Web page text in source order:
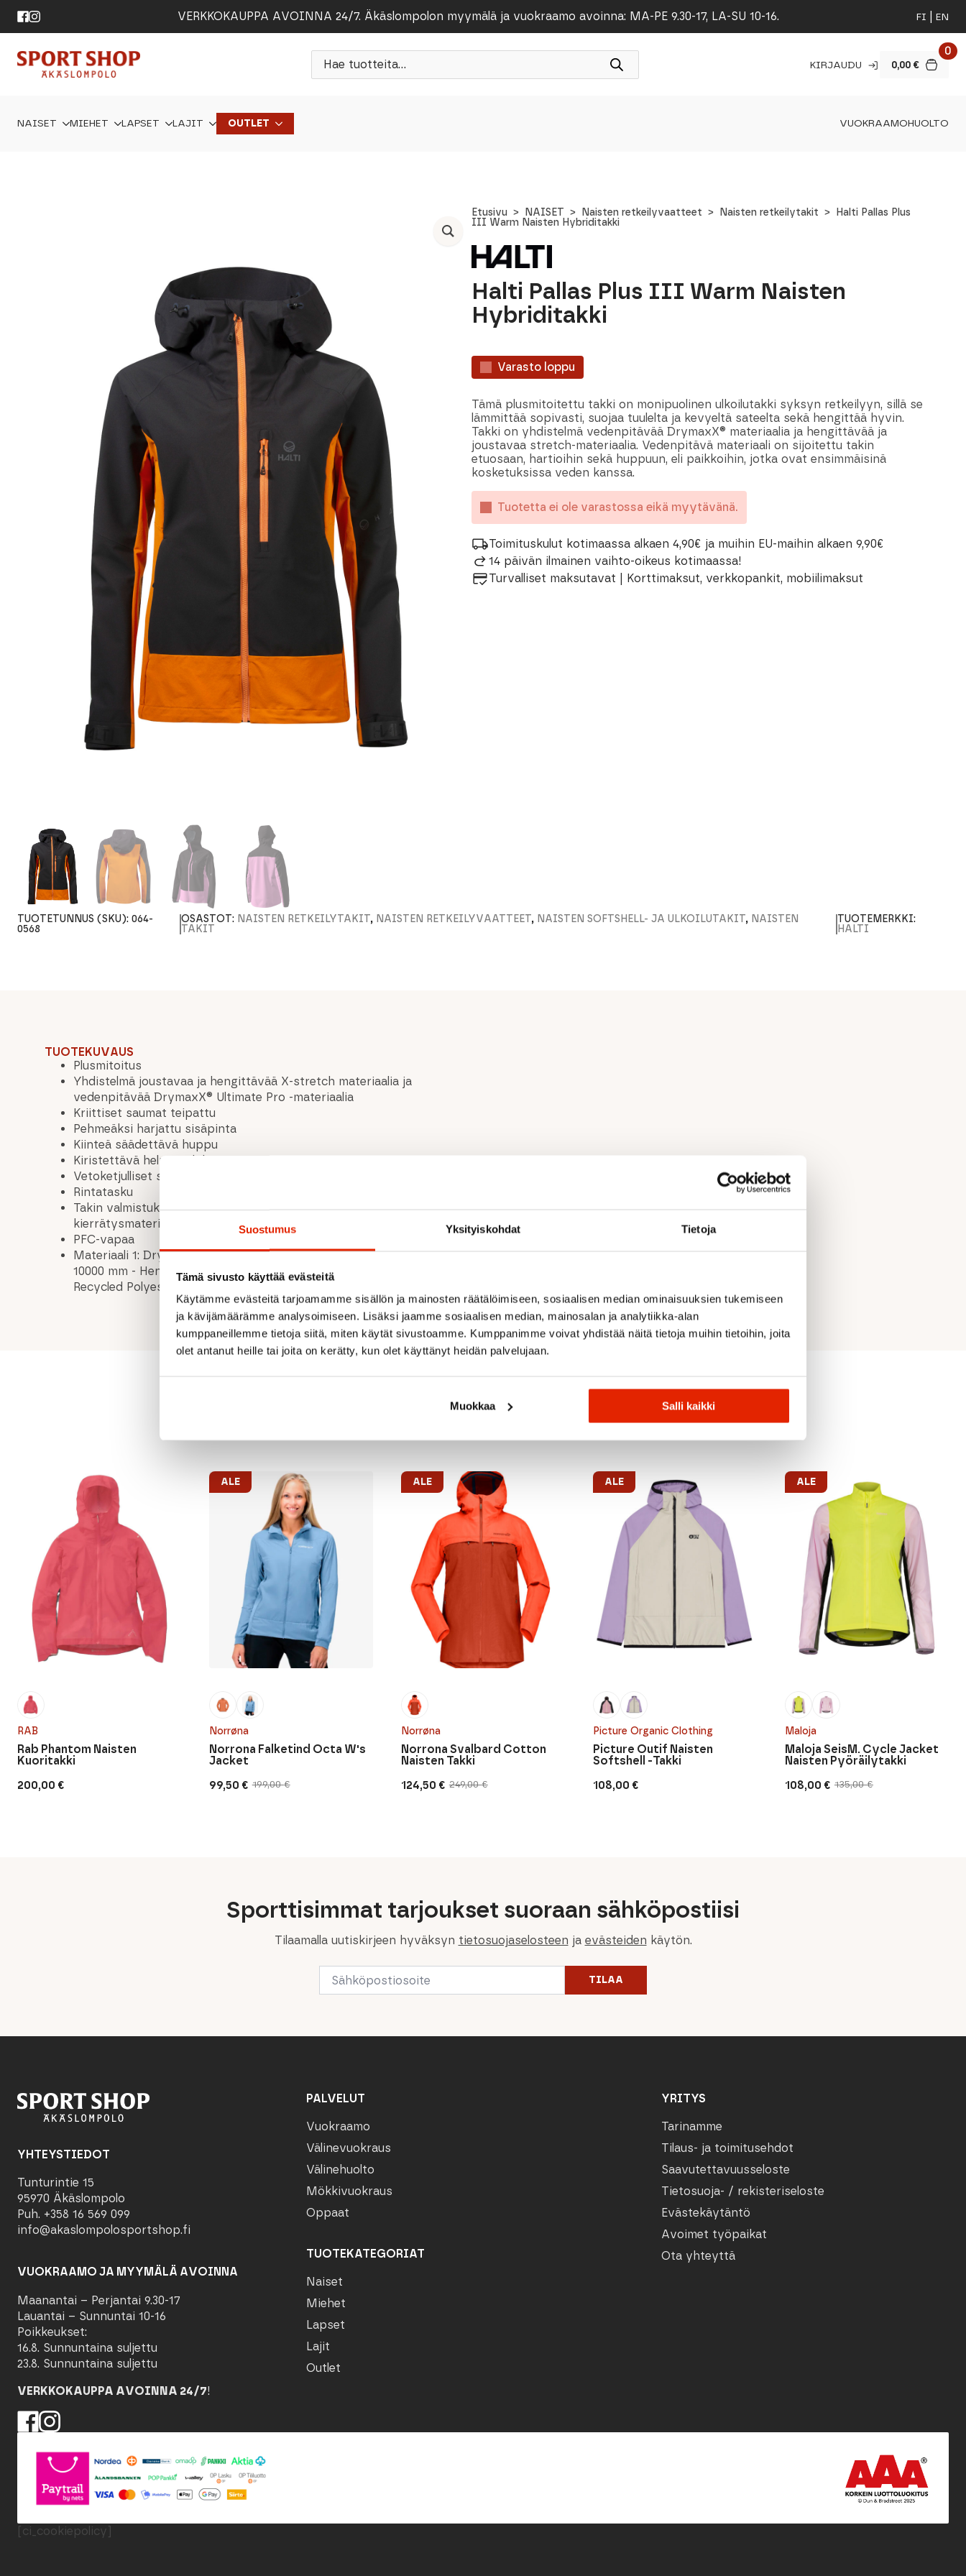
Suostumus Yksityiskohdat Tietoja
Tämä sivusto käyttää evästeitä
Käytämme evästeitä tarjoamamme sisällön ja mainosten räätälöimiseen, sosiaalisen median ominaisuuksien tukemiseen
ja kävijämäärämme analysoimiseen. Lisäksi jaamme sosiaalisen median, mainosalan ja analytiikka-alan
kumppaneillemme tietoja siitä, miten käytät sivustoamme. Kumppanimme voivat yhdistää näitä tietoja muihin tietoihin, joita
olet antanut heille tai joita on kerätty, kun olet käyttänyt heidän palvelujaan.
Muokkaa Salli kaikki
VERKKOKAUPPA AVOINNA 24/7. Äkäslompolon myymälä ja vuokraamo avoinna: MA-PE 9.30-17, LA-SU 10-16. FI EN
Products
search
KIRJAUDU 0,00 €
0
NAISET MIEHET LAPSET LAJIT OUTLET VUOKRAAMOHUOLTO
Etusivu NAISET Naisten retkeilyvaatteet Naisten retkeilytakit
Halti Pallas Plus
III Warm Naisten Hybriditakki
Halti Pallas Plus III Warm Naisten
Hybriditakki
Varasto loppu
Tämä plusmitoitettu takki on monipuolinen ulkoilutakki syksyn retkeilyyn, sillä se
lämmittää sopivasti, suojaa tuulelta ja kevyeltä sateelta sekä hengittää hyvin.
Takki on yhdistelmä vedenpitävää DrymaxX® materiaalia ja hengittävää ja
joustavaa stretch-materiaalia. Vedenpitävä materiaali on sijoitettu takin
etuosaan, hartioihin sekä huppuun, eli paikkoihin, jotka ovat ensimmäisinä
kosketuksissa veden kanssa.
Tuotetta ei ole varastossa eikä myytävänä.
Toimituskulut kotimaassa alkaen 4,90€ ja muihin EU-maihin alkaen 9,90€
14 päivän ilmainen vaihto-oikeus kotimaassa!
Turvalliset maksutavat | Korttimaksut, verkkopankit, mobiilimaksut
TUOTETUNNUS (SKU): 064-
0568
OSASTOT: NAISTEN RETKEILYTAKIT, NAISTEN RETKEILYVAATTEET, NAISTEN SOFTSHELL- JA ULKOILUTAKIT, NAISTEN
TAKIT
TUOTEMERKKI:
HALTI
TUOTEKUVAUS
Plusmitoitus
Yhdistelmä joustavaa ja hengittävää X-stretch materiaalia ja
vedenpitävää DrymaxX® Ultimate Pro -materiaalia
Kriittiset saumat teipattu
Pehmeäksi harjattu sisäpinta
Kiinteä säädettävä huppu
Kiristettävä helma ja hihansuut
Vetoketjulliset sivutaskut
Rintatasku
Takin valmistuksessa on käytetty bluesign® sertifioituja
kierrätysmateriaaleja
PFC-vapaa
Materiaali 1: DrymaxX Ultimate 3-L Pro 350 ECO RECY - Vedenpitävyys:
10000 mm - Hengittävyys: 10000 g/m
/24h - Materiaalikoostumus: 50%
Recycled Polyester, 50% Polyester
Suositeltua sinulle
RAB
200,00 €
Rab Phantom Naisten
Kuoritakki
Norrøna
ALE
199,00€
Alkuperäinen
99,50 €
Nykyinen
Norrona Falketind Octa W's
Jacket
Norrøna
ALE
249,00€
Alkuperäinen
124,50 €
Nykyinen
Norrona Svalbard Cotton
Naisten Takki
Picture Organic Clothing
ALE
108,00 €
Picture Outif Naisten
Softshell -Takki
Maloja
ALE
135,00€
Alkuperäinen
108,00 €
Nykyinen
Maloja SeisM. Cycle Jacket
Naisten Pyöräilytakki
Sporttisimmat tarjoukset suoraan sähköpostiisi
Tilaamalla uutiskirjeen hyväksyn tietosuojaselosteen ja evästeiden käytön.
Email
TILAA
YHTEYSTIEDOT
Tunturintie 15
95970 Äkäslompolo
Puh. +358 16 569 099
info@akaslompolosportshop.fi
VUOKRAAMO JA MYYMÄLÄ AVOINNA
Maanantai – Perjantai 9.30-17
Lauantai – Sunnuntai 10-16
Poikkeukset:
16.8. Sunnuntaina suljettu
23.8. Sunnuntaina suljettu
VERKKOKAUPPA AVOINNA 24/7!
PALVELUT
Vuokraamo
Välinevuokraus
Välinehuolto
Mökkivuokraus
Oppaat
TUOTEKATEGORIAT
Naiset
Miehet
Lapset
Lajit
Outlet
YRITYS
Tarinamme
Tilaus- ja toimitusehdot
Saavutettavuusseloste
Tietosuoja- / rekisteriseloste
Evästekäytäntö
Avoimet työpaikat
Ota yhteyttä
[ci_cookiepolicy]